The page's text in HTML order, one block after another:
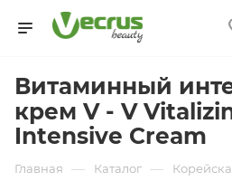
Витаминный
крем V - V
Intensive Cream
Главная — Каталог —